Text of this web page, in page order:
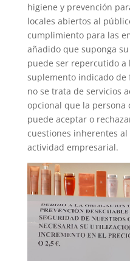
higiene y prevención
locales abiertos al
cumplimiento para las
añadido que suponga
puede ser repercutido a
suplemento indicado de
no se trata de servicios
opcional que la persona
puede aceptar o
cuestiones inherentes
actividad empresarial.